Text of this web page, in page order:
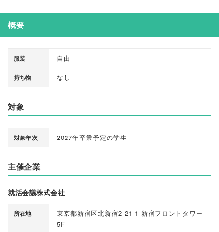
概要
服装 自由
持ち物 なし
対象
対象年次 2027年卒業予定の学生
主催企業
就活会議株式会社
所在地
東京都新宿区北新宿2-21-1 新宿フロントタワー
5F